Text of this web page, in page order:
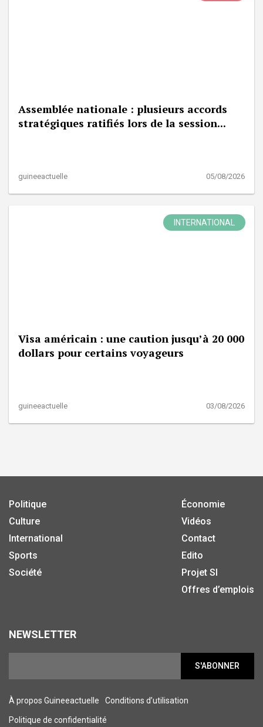
Assemblée nationale : plusieurs accords
stratégiques ratifiés lors de la session...
guineeactuelle 05/08/2026
INTERNATIONAL
Visa américain : une caution jusqu’à 20 000
dollars pour certains voyageurs
guineeactuelle 03/08/2026
Politique
Culture
International
Sports
Société
Économie
Vidéos
Contact
Edito
Projet SI
Offres d’emplois
NEWSLETTER
S'ABONNER
À propos Guineeactuelle Conditions d’utilisation
Politique de confidentialité